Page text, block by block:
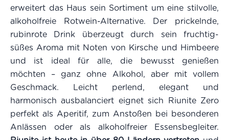
erweitert das Haus sein Sortiment um eine stilvolle,
alkoholfreie Rotwein-Alternative. Der prickelnde,
rubinrote Drink überzeugt durch sein fruchtig-
süßes Aroma mit Noten von Kirsche und Himbeere
und ist ideal für alle, die bewusst genießen
möchten – ganz ohne Alkohol, aber mit vollem
Geschmack. Leicht perlend, elegant und
harmonisch ausbalanciert eignet sich Riunite Zero
perfekt als Aperitif, zum Anstoßen bei besonderen
Anlässen oder als alkoholfreier Essensbegleiter.